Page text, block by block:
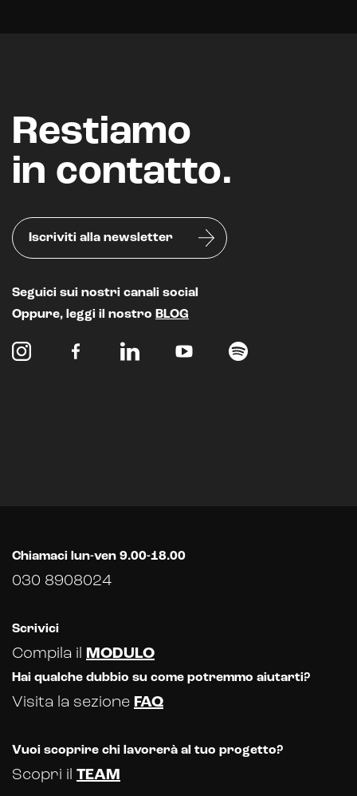
Metaverso
IoT (Internet of Things)
Realtà Virtuale
Restiamo
in contatto.
Iscriviti alla newsletter
Seguici sui nostri canali social
Oppure, leggi il nostro BLOG
Chiamaci lun-ven 9.00-18.00
030 8908024
Scrivici
Compila il MODULO
Hai qualche dubbio su come potremmo aiutarti?
Visita la sezione FAQ
Vuoi scoprire chi lavorerà al tuo progetto?
Scopri il TEAM